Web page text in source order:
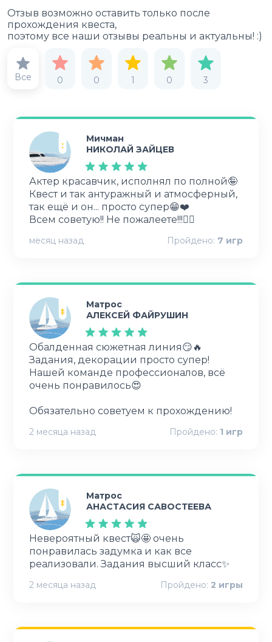
Отзыв возможно оставить только после
прохождения квеста,
поэтому все наши отзывы реальны и актуальны! :)
Все 0 0 1 0 3
Мичман
НИКОЛАЙ ЗАЙЦЕВ
Актер красавчик, исполнял по полной🤪
Квест и так антуражный и атмосферный,
так ещё и он... просто супер😁❤️
месяц назад Пройдено: 7 игр
Матрос
АЛЕКСЕЙ ФАЙРУШИН
Обалденная сюжетная линия😏🔥
Задания, декорации просто супер!
Нашей команде профессионалов, всё
очень понравилось😍
2 месяца назад Пройдено: 1 игр
Матрос
АНАСТАСИЯ САВОСТЕЕВА
Невероятный квест🙀🤩 очень
понравилась задумка и как все
2 месяца назад Пройдено: 2 игры